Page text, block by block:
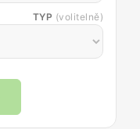
TYP (volitelně)